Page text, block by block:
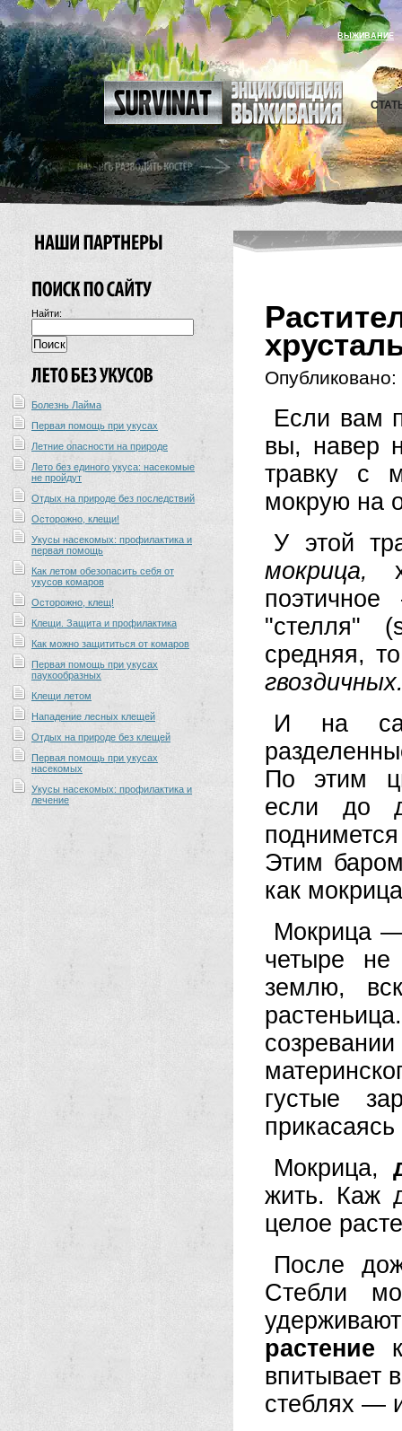
ВЫЖИВАНИЕ
Найти:
Болезнь Лайма
Первая помощь при укусах
Летние опасности на природе
Лето без единого укуса: насекомые
не пройдут
Отдых на природе без последствий
Осторожно, клещи!
Укусы насекомых: профилактика и
первая помощь
Как летом обезопасить себя от
укусов комаров
Осторожно, клещ!
Клещи. Защита и профилактика
Как можно защититься от комаров
Первая помощь при укусах
паукообразных
Клещи летом
Нападение лесных клещей
Отдых на природе без клещей
Первая помощь при укусах
насекомых
Укусы насекомых: профилактика и
лечение
Опубликовано:
Если вам
вы, навер
травку с
мокрую на
У этой
мокрица,
"стелля"
средняя,
И на
По этим
если до
Этим
как
Мокрица —
четыре
землю,
густые
Мокрица,
жить. Каж
целое
После
Стебли
растение
впитывает
стеблях —